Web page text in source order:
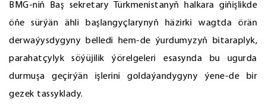
BMG-niň Baş sekretary Türkmenistanyň halkara giňişlikde
öňe sürýän ähli başlangyçlarynyň häzirki wagtda örän
derwaýysdygyny belledi hem-de ýurdumyzyň bitaraplyk,
parahatçylyk söýüjilik ýörelgeleri esasynda bu ugurda
durmuşa geçirýän işlerini goldaýandygyny ýene-de bir
gezek tassyklady.